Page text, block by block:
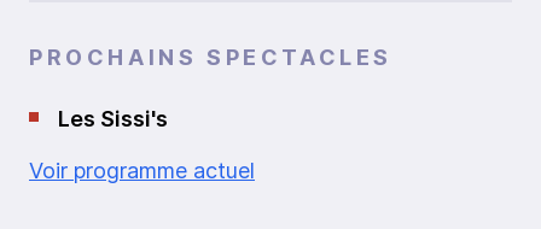
PROCHAINS SPECTACLES
Les Sissi's
Voir programme actuel